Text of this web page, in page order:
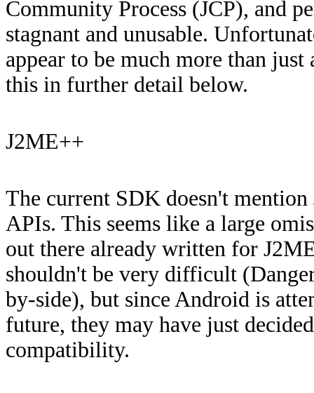
Community Process (JCP), and
stagnant and unusable.
appear to be much more than
this in further detail below.
J2ME++
The current SDK doesn't
APIs. This seems like a large
out there already written for
shouldn't be very difficult
by-side), but since Android is
future, they may have just
compatibility.